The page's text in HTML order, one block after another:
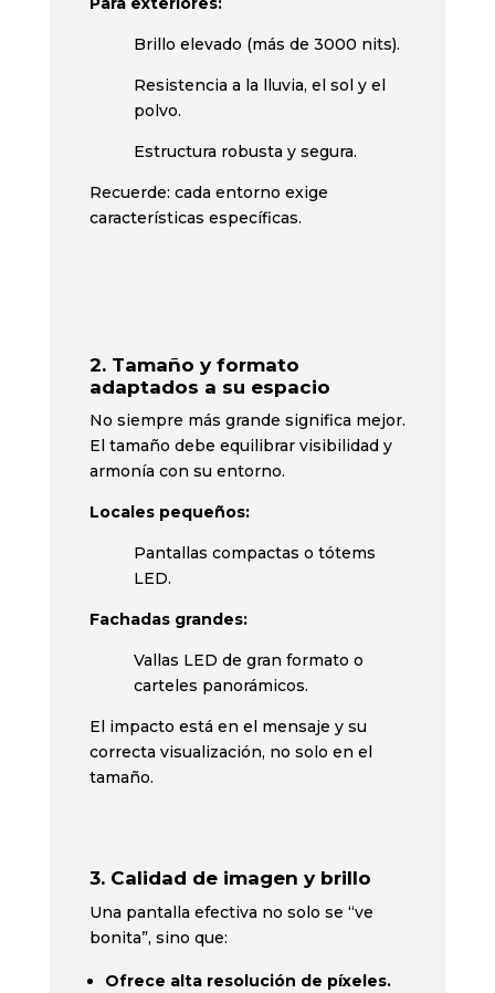
Brillo elevado (más de 3000 nits).
Resistencia a la lluvia, el sol y el
polvo.
Estructura robusta y segura.
Recuerde: cada entorno exige
características específicas.
2. Tamaño y formato
adaptados a su espacio
No siempre más grande significa mejor.
El tamaño debe equilibrar visibilidad y
armonía con su entorno.
Locales pequeños:
Pantallas compactas o tótems
LED.
Fachadas grandes:
Vallas LED de gran formato o
carteles panorámicos.
El impacto está en el mensaje y su
correcta visualización, no solo en el
tamaño.
3. Calidad de imagen y brillo
Una pantalla efectiva no solo se “ve
bonita”, sino que:
Ofrece alta resolución de píxeles.